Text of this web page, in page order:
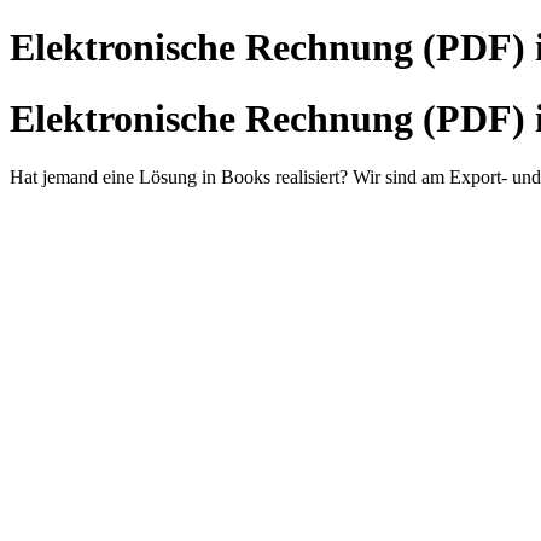
Elektronische Rechnung
Elektronische Rechnung
Hat jemand eine Lösung in Books realisiert? Wir sind am Export-